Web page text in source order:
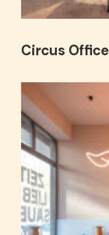
Circus Office